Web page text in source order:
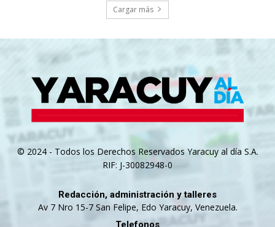
Cargar más
© 2024 - Todos los Derechos Reservados Yaracuy al día S.A.
RIF: J-30082948-0
Redacción, administración y talleres
Av 7 Nro 15-7 San Felipe, Edo Yaracuy, Venezuela.
Telefonos